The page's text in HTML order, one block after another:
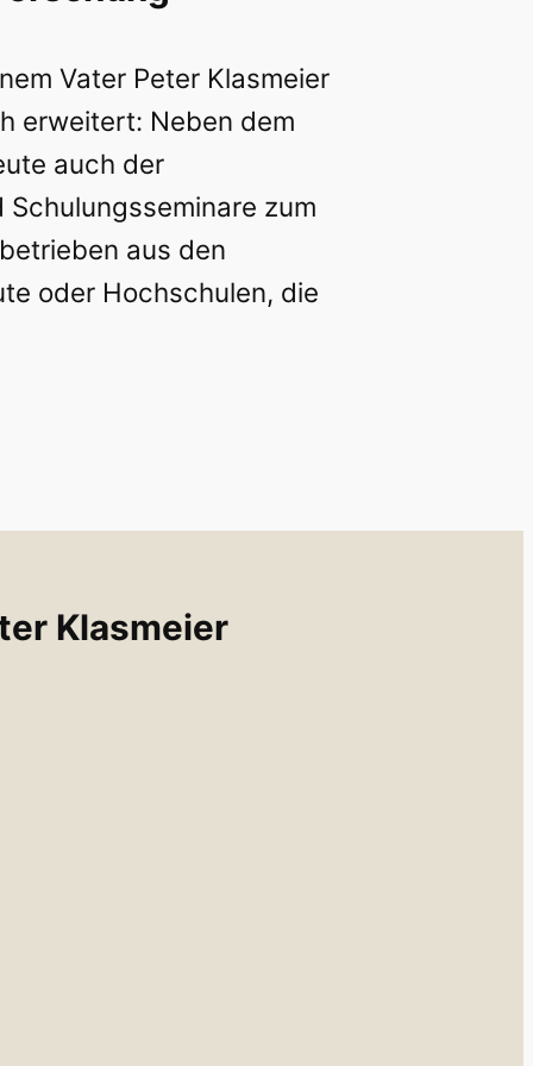
Vater Peter Klasmeier
erweitert: Neben dem
auch der
zum
aus den
oder Hochschulen, die
Klasmeier